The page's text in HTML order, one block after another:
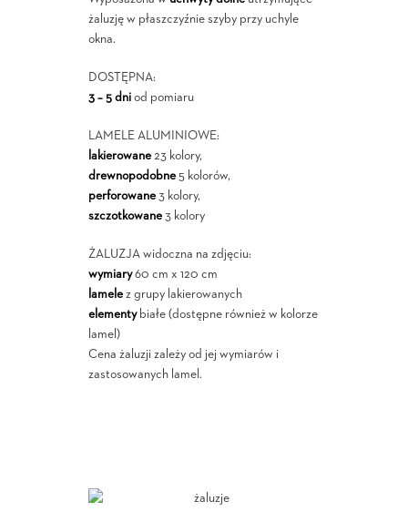
żaluzję w płaszczyźnie szyby przy uchyle
okna.
DOSTĘPNA:
3 – 5 dniod pomiaru
LAMELE ALUMINIOWE:
lakierowane23 kolory,
drewnopodobne5 kolorów,
perforowane3 kolory,
szczotkowane3 kolory
ŻALUZJA widoczna na zdjęciu:
wymiary60 cm x 120 cm
lamelez grupy lakierowanych
elementybiałe (dostępne również w kolorze
lamel)
Cena żaluzji zależy od jej wymiarów i
zastosowanych lamel.